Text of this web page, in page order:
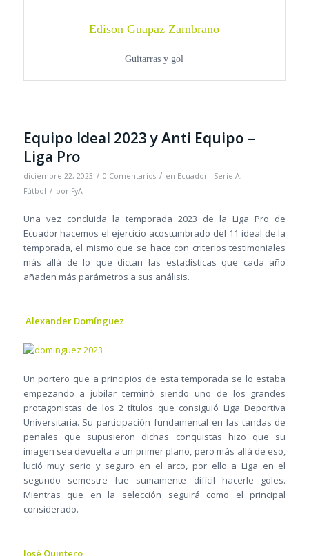
Edison Guapaz Zambrano
Guitarras y gol
Equipo Ideal 2023 y Anti Equipo –
Liga Pro
diciembre 22, 2023 / 0 Comentarios / en Ecuador - Serie A,
Fútbol / por FyA
Una vez concluida la temporada 2023 de la Liga Pro de
Ecuador hacemos el ejercicio acostumbrado del 11 ideal de la
temporada, el mismo que se hace con criterios testimoniales
más allá de lo que dictan las estadísticas que cada año
añaden más parámetros a sus análisis.
Alexander Domínguez
Un portero que a principios de esta temporada se lo estaba
empezando a jubilar terminó siendo uno de los grandes
protagonistas de los 2 títulos que consiguió Liga Deportiva
Universitaria. Su participación fundamental en las tandas de
penales que supusieron dichas conquistas hizo que su
imagen sea devuelta a un primer plano, pero más allá de eso,
lució muy serio y seguro en el arco, por ello a Liga en el
segundo semestre fue sumamente difícil hacerle goles.
Mientras que en la selección seguirá como el principal
considerado.
José Quintero